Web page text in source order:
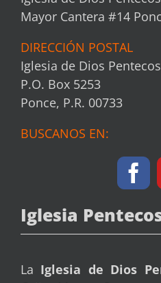
Mayor Cantera #14
DIRECCIÓN POSTAL
Iglesia de Dios
P.O. Box 5253
Ponce, P.R. 00733
BUSCANOS EN:
Iglesia
La Iglesia de Dios